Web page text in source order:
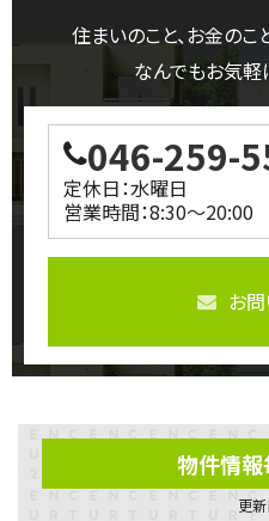
住まいのこと、お金のこ
なんでもお気軽
046-259-
定休日：水曜日
営業時間：8:30～20:00
お
物件情報
更